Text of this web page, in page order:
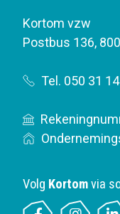
Kortom vzw
Postbus 136,
Tel. 050 31
Volg Kortomvia